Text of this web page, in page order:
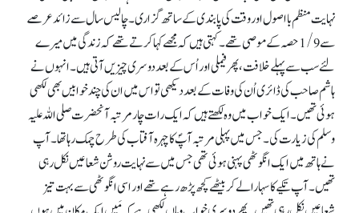
نہایت منظم با اصول اور وقت کی پابندی کے ساتھ گزاری۔ چالیس سال سے زائد عرصے
سے 1/9حصہ کے موصی تھے۔ کہتی ہیں کہ مجھے کہا کرتے تھے کہ زندگی میں میرے
لئے سب سے پہلے خلافت، پھر فیملی اور اُس کے بعد دوسری چیزیں آتی ہیں۔ انہوں نے
ہاشم صاحب کی ڈائری اُن کی وفات کے بعددیکھی تو اس میں ان کی چند خوابیں بھی لکھی
ہوئی تھیں۔ ایک خواب میں وہ لکھتے ہیں کہ ایک رات چار مرتبہ آنحضرت صلی اللہ علیہ
وسلم کی زیارت کی۔ جس میں پہلی مرتبہ آپؐ کا چہرہ آفتاب کی طرح چمک رہا تھا۔ آپ
نے ہاتھ میں ایک انگوٹھی پہنی ہوئی تھی جس میں سے نہایت روشن شعاعیں نکل رہی
تھیں۔ آپ تکیے کا سہارا لے کر بیٹھے کچھ پڑھ رہے تھے اور اسی انگوٹھی سے بہت تیز